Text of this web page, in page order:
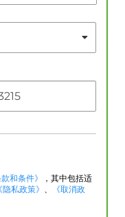
款和条件》
，其中包括适
《隐私政策》 、
《取消政